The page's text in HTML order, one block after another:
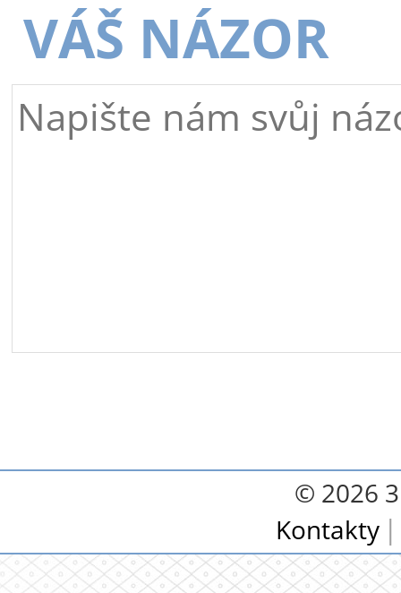
VÁŠ NÁZOR
© 2026
Kontakty